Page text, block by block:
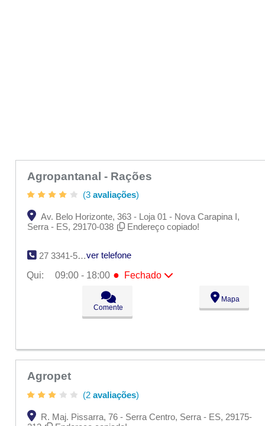
Agropantanal - Rações
(3 avaliações)
Av. Belo Horizonte, 363 - Loja 01 - Nova Carapina I,
Serra - ES, 29170-038
Endereço copiado!
27 3341-5090
ver telefone
Qui:
09:00 - 18:00 ● Fechado
09:00 - 18:00
09:00 - 18:00
09:00 - 18:00
Comente
Mapa
Agropet
(2 avaliações)
R. Maj. Pissarra, 76 - Serra Centro, Serra - ES, 29175-